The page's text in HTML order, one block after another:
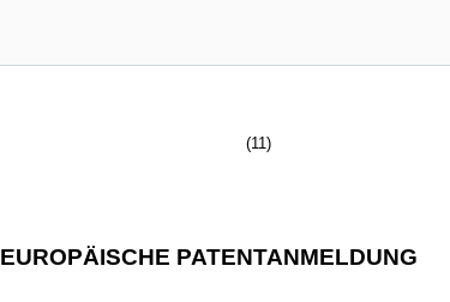
(11)
EUROPÄISCHE PATENTANMELDUNG